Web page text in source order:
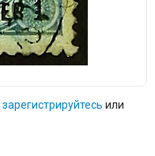
зарегистрируйтесь или